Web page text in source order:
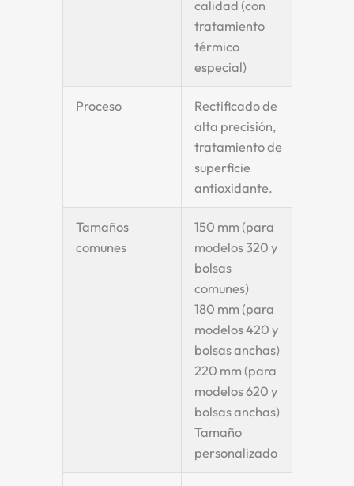
calidad (con
tratamiento
térmico
especial)
Proceso
Rectificado de
alta precisión,
tratamiento de
superficie
antioxidante.
Tamaños
comunes
150 mm (para
modelos 320 y
bolsas
comunes)
180 mm (para
modelos 420 y
bolsas anchas)
220 mm (para
modelos 620 y
bolsas anchas)
Tamaño
personalizado